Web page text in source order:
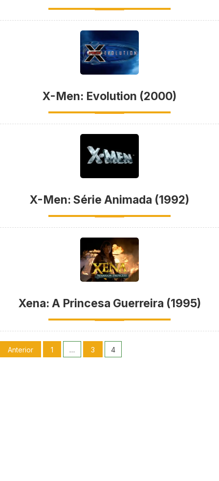
X-Men: Evolution (2000)
X-Men: Série Animada (1992)
Xena: A Princesa Guerreira (1995)
Anterior 1 … 3 4